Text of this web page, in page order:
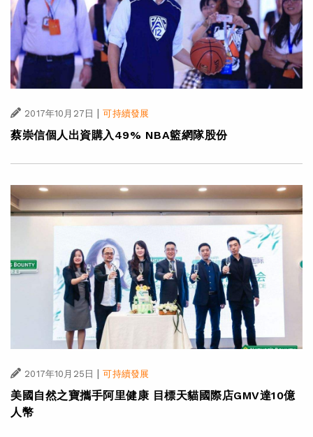
2017年10月27日 | 可持續發展
蔡崇信個人出資購入49% NBA籃網隊股份
2017年10月25日 | 可持續發展
美國自然之寶攜手阿里健康 目標天貓國際店GMV達10億
人幣